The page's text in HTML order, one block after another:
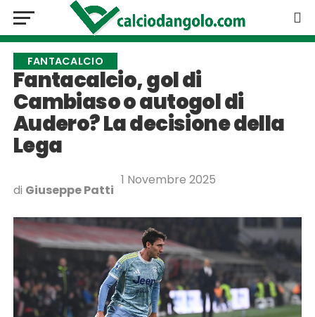
FANTACALCIO
Fantacalcio, gol di
Cambiaso o autogol di
Audero? La decisione della
Lega
di Giuseppe Patti
1 Novembre 2025